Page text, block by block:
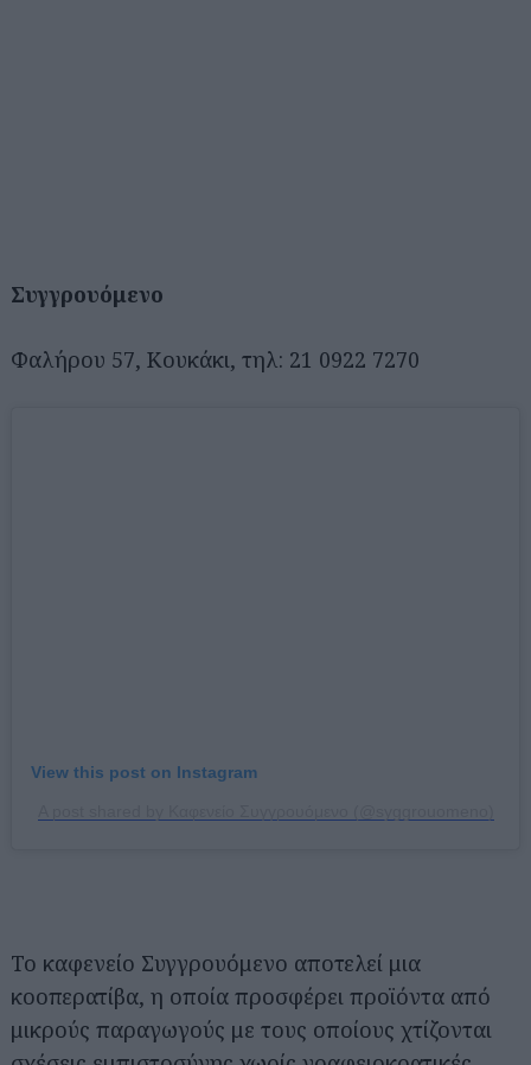
Συγγρουόμενο
Φαλήρου 57, Κουκάκι, τηλ: 21 0922 7270
View this post on Instagram
Το καφενείο Συγγρουόμενο αποτελεί μια
κοοπερατίβα, η οποία προσφέρει προϊόντα από
μικρούς παραγωγούς με τους οποίους χτίζονται